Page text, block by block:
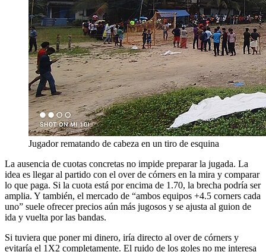
Jugador rematando de cabeza en un tiro de esquina
La ausencia de cuotas concretas no impide preparar la jugada. La
idea es llegar al partido con el over de córners en la mira y comparar
lo que paga. Si la cuota está por encima de 1.70, la brecha podría ser
amplia. Y también, el mercado de “ambos equipos +4.5 corners cada
uno” suele ofrecer precios aún más jugosos y se ajusta al guion de
ida y vuelta por las bandas.
Si tuviera que poner mi dinero, iría directo al over de córners y
evitaría el 1X2 completamente. El ruido de los goles no me interesa